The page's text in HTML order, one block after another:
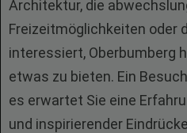
Architektur, die
Freizeitmöglichkeiten oder
interessiert, Oberbumberg
etwas zu bieten. Ein
es erwartet Sie eine
und inspirierender